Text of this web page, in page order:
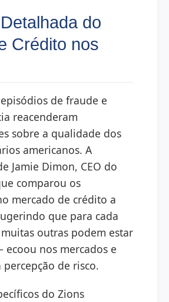
do
Crédito nos
de fraude e
reacenderam
sobre a qualidade dos
americanos. A
Jamie Dimon, CEO do
comparou os
mercado de crédito a
que para cada
outras podem estar
ecoou nos mercados e
de risco.
do Zions